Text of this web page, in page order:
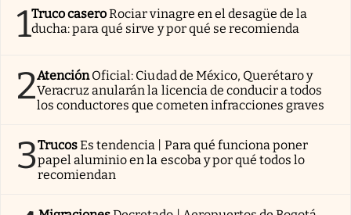
1Truco caseroRociar vinagre en el desagüe de la
ducha: para qué sirve y por qué se recomienda
2AtenciónOficial: Ciudad de México, Querétaro y
Veracruz anularán la licencia de conducir a todos
los conductores que cometen infracciones graves
3TrucosEs tendencia | Para qué funciona poner
papel aluminio en la escoba y por qué todos lo
recomiendan